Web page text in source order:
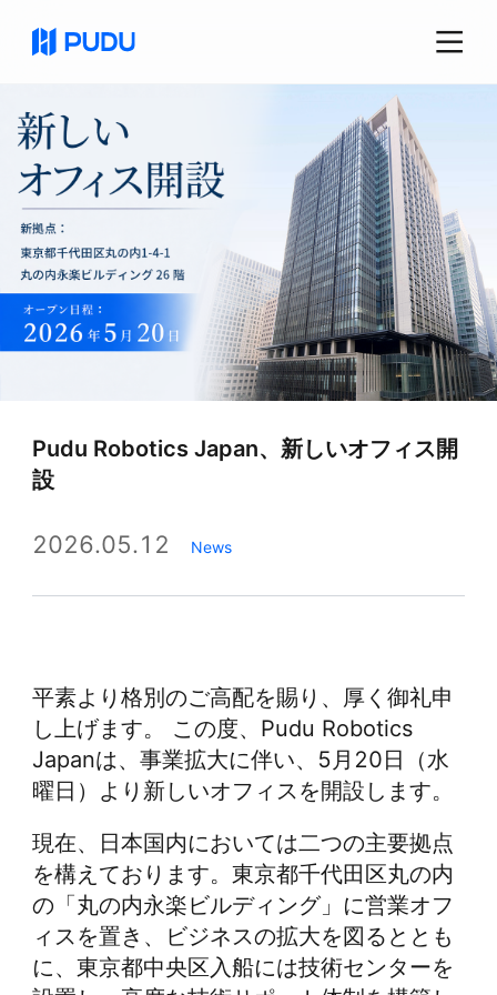
Pudu Robotics Japan、新しいオフィス開
設
2026.05.12 News
平素より格別のご高配を賜り、厚く御礼申
し上げます。 この度、Pudu Robotics
Japanは、事業拡大に伴い、5月20日（水
曜日）より新しいオフィスを開設します。
現在、日本国内においては二つの主要拠点
を構えております。東京都千代田区丸の内
の「丸の内永楽ビルディング」に営業オフ
ィスを置き、ビジネスの拡大を図るととも
に、東京都中央区入船には技術センターを